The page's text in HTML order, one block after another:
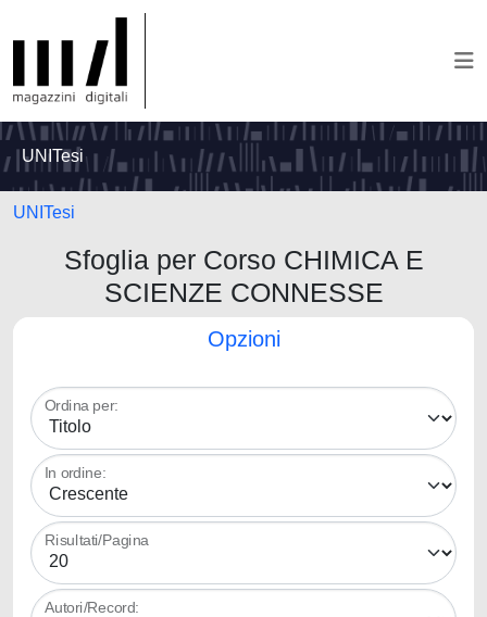
UNITesi
UNITesi
Sfoglia per Corso CHIMICA E
SCIENZE CONNESSE
Opzioni
Ordina per:
In ordine:
Risultati/Pagina
Autori/Record: